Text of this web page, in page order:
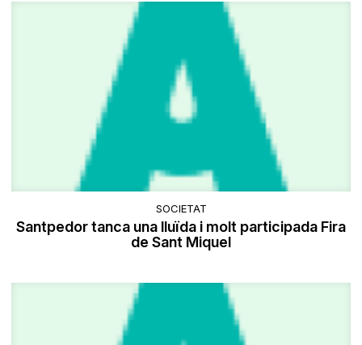
SOCIETAT
Santpedor tanca una lluïda i molt participada Fira
de Sant Miquel